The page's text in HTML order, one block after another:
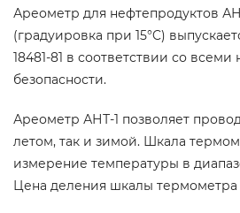
Ареометр для нефтепродуктов
(градуировка при 15°C)
18481-81 в соответствии со
безопасности.
Ареометр АНТ-1 позволяет
летом, так и зимой. Шкала
измерение температуры в
Цена деления шкалы термометра